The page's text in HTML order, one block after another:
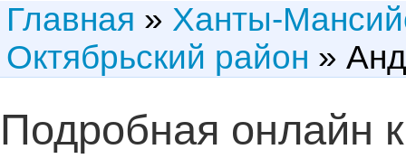
Главная » Ханты-
Октябрьский район »
Подробная онлайн